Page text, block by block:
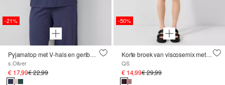
-21%
Pyjamatop met V-hals en geribde structuur
s.Oliver
€ 17,99€ 22,99
-50%
Korte broek van viscosemix met elastische tailleband
QS
€ 14,99€ 29,99